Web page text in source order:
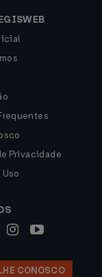
Privacidade
CONOSCO